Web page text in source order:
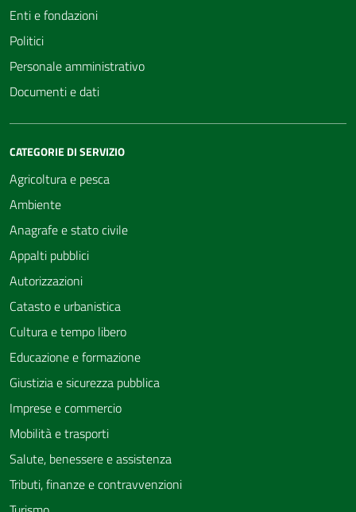
Enti e fondazioni
Politici
Personale amministrativo
Documenti e dati
CATEGORIE DI SERVIZIO
Agricoltura e pesca
Ambiente
Anagrafe e stato civile
Appalti pubblici
Autorizzazioni
Catasto e urbanistica
Cultura e tempo libero
Educazione e formazione
Giustizia e sicurezza pubblica
Imprese e commercio
Mobilità e trasporti
Salute, benessere e assistenza
Tributi, finanze e contravvenzioni